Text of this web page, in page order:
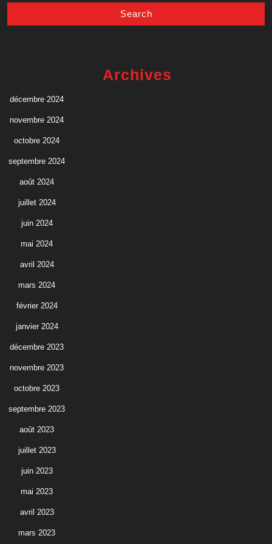
Archives
décembre 2024
novembre 2024
octobre 2024
septembre 2024
août 2024
juillet 2024
juin 2024
mai 2024
avril 2024
mars 2024
février 2024
janvier 2024
décembre 2023
novembre 2023
octobre 2023
septembre 2023
août 2023
juillet 2023
juin 2023
mai 2023
avril 2023
mars 2023